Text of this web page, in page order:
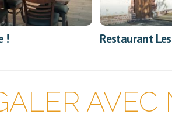
! Restaurant